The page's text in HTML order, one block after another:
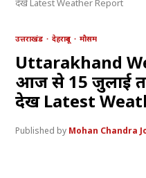
देखें Latest Weather Report
उत्तराखंड देहरादून मौसम
Uttarakhand
आज से 15 जुलाई
देखें Latest
Mohan Chandra